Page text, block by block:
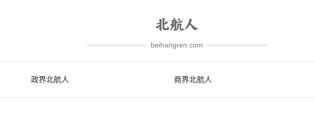
beihangren.com
政界北航人 商界北航人